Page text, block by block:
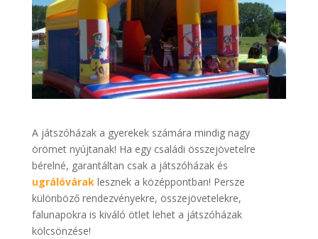
A játszóházak a gyerekek számára mindig nagy
örömet nyújtanak! Ha egy családi összejövetelre
bérelné, garantáltan csak a játszóházak és
ugrálóváraklesznek a középpontban! Persze
különböző rendezvényekre, összejövetelekre,
falunapokra is kiváló ötlet lehet a játszóházak
kölcsönzése!